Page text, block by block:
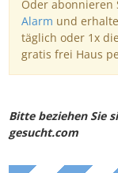
Oder abonnieren
Alarm und
täglich oder 1x
gratis frei Haus
Bitte beziehen Sie
gesucht.com